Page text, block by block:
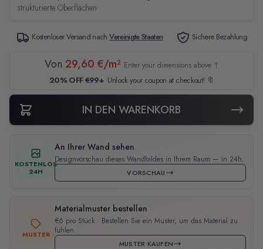
strukturierte Oberflächen
Kostenloser Versand nachVereinigte Staaten Sichere Bezahlung
Von 29,60 €/m² Enter your dimensions above ↑
20% OFF €99+ Unlock your coupon at checkout! 🔖
IN DEN WARENKORB
KOSTENLOS
24H
An Ihrer Wand sehen
Designvorschau dieses Wandbildes in Ihrem Raum — in 24h.
VORSCHAU
MUSTER
Materialmuster bestellen
€6 pro Stück · Bestellen Sie ein Muster, um das Material zu
fühlen.
MUSTER KAUFEN